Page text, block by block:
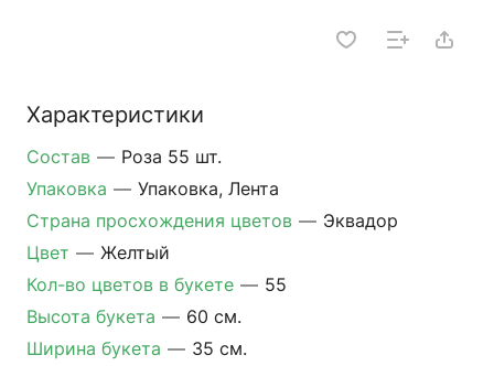
Характеристики
Состав — Роза 55 шт.
Упаковка — Упаковка, Лента
Страна просхождения цветов — Эквадор
Цвет — Желтый
Кол-во цветов в букете — 55
Высота букета — 60 см.
Ширина букета — 35 см.